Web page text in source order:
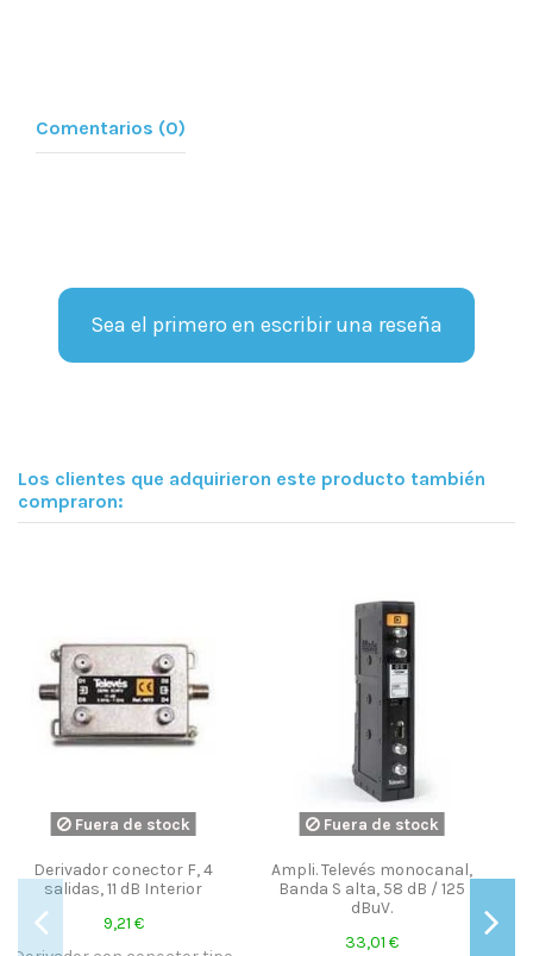
Comentarios (0)
Sea el primero en escribir una reseña
Los clientes que adquirieron este producto también
compraron:
dB / 125
Soporte de mastil para
chimenea. Tubular
Fuera de
Cuadro estanco
405X650X200
284,35 €